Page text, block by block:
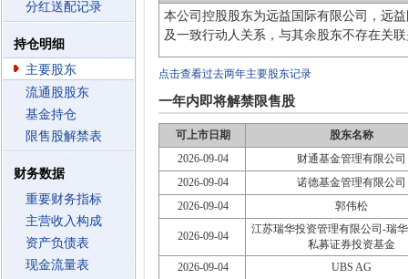
分红送配记录
持仓明细
主要股东
流通股股东
基金持仓
限售股解禁表
财务数据
重要财务指标
主营收入构成
资产负债表
现金流量表
本公司控股股东为远益国际有限公司，远
及一致行动人关系，与其余股东不存在关
点击查看过去两年主要股东记录
一年内即将解禁限售股
可上市日期
股东名称
2026-09-04
财通基金管理有限公司
2026-09-04
诺德基金管理有限公司
2026-09-04
郭伟松
2026-09-04
江苏瑞华投资管理有限公司-瑞
私募证券投资基金
2026-09-04
UBS AG